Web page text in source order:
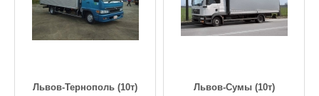
Львов-Тернополь (10т) Львов-Сумы (10т)